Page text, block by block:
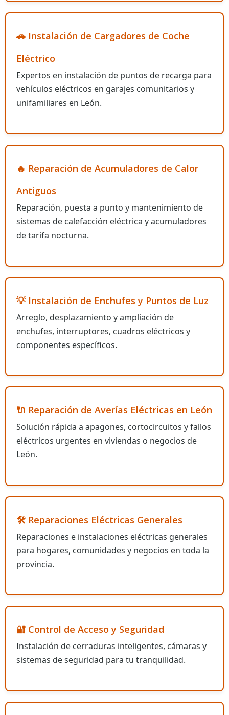
🚗 Instalación de Cargadores de Coche
Eléctrico
Expertos en instalación de puntos de recarga para
vehículos eléctricos en garajes comunitarios y
unifamiliares en León.
🔥 Reparación de Acumuladores de Calor
Antiguos
Reparación, puesta a punto y mantenimiento de
sistemas de calefacción eléctrica y acumuladores
de tarifa nocturna.
💡 Instalación de Enchufes y Puntos de Luz
Arreglo, desplazamiento y ampliación de
enchufes, interruptores, cuadros eléctricos y
componentes específicos.
🔌 Reparación de Averías Eléctricas en León
Solución rápida a apagones, cortocircuitos y fallos
eléctricos urgentes en viviendas o negocios de
León.
🛠️ Reparaciones Eléctricas Generales
Reparaciones e instalaciones eléctricas generales
para hogares, comunidades y negocios en toda la
provincia.
🔐 Control de Acceso y Seguridad
Instalación de cerraduras inteligentes, cámaras y
sistemas de seguridad para tu tranquilidad.